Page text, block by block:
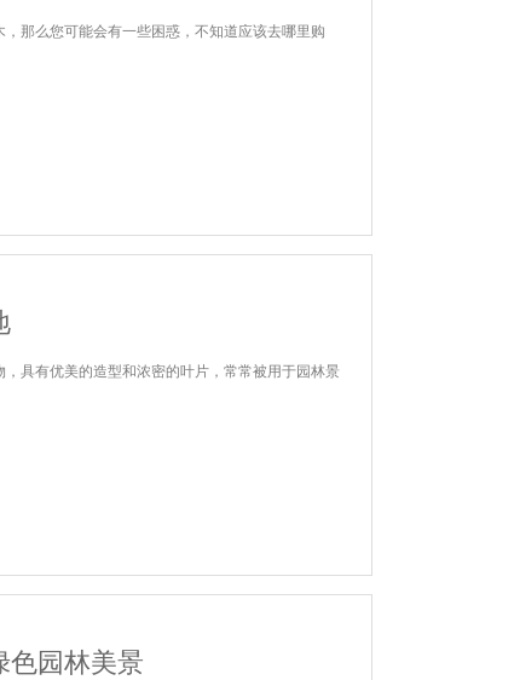
那么您可能会有一些困惑，不知道应该去哪里购
具有优美的造型和浓密的叶片，常常被用于园林景
色园林美景